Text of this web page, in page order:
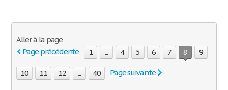
Aller à la page
Page précédente
1 ... 4 5 6 7 8 9
10 11 12 ... 40 Page suivante